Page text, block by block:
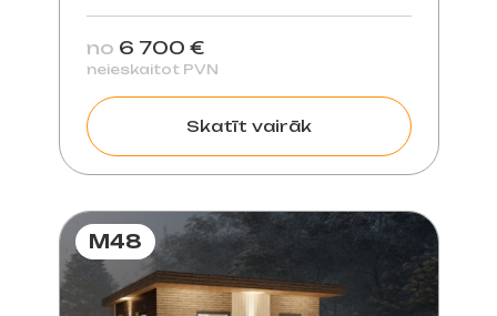
no 6 700 €
neieskaitot PVN
Skatīt vairāk
M48